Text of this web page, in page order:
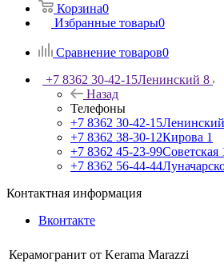
Корзина0
Избранные товары0
Сравнение товаров0
+7 8362 30-42-15Ленинский 8
Назад
Телефоны
+7 8362 30-42-15
+7 8362 38-30-12Кирова 1
+7 8362 45-23-99Советская
+7 8362 56-44-44
Контактная информация
Вконтакте
Керамогранит от Kerama Marazzi